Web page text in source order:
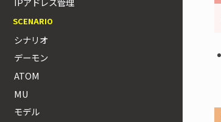
SCENARIO
シナリオ
デーモン
ATOM
MU
モデル